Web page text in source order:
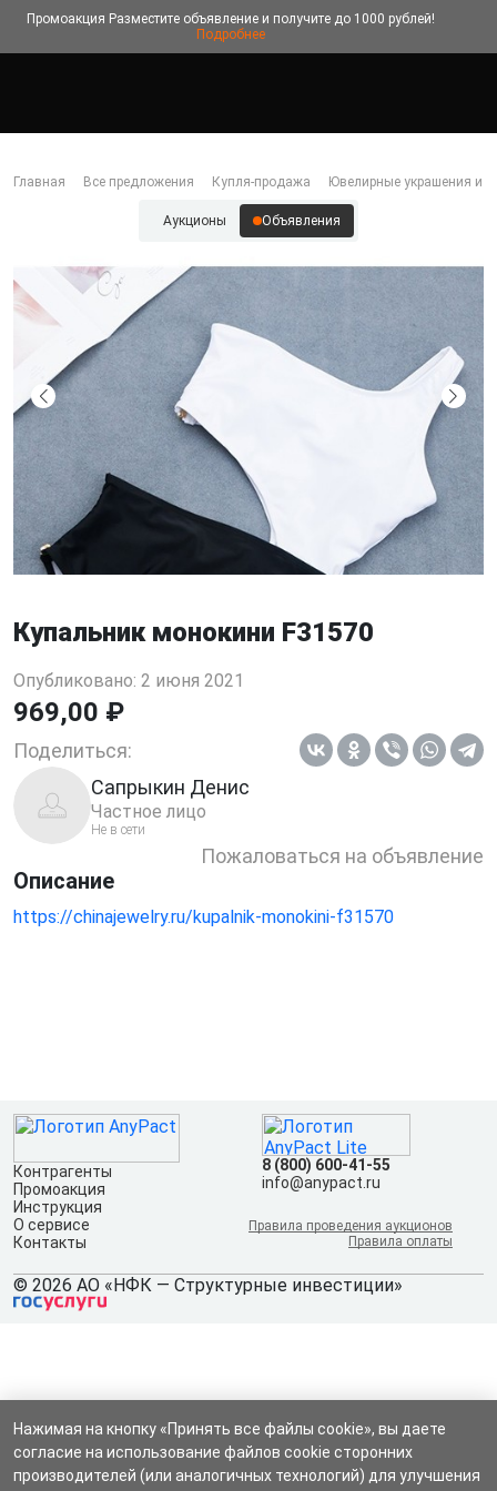
Промоакция Разместите объявление и получите до 1000 рублей!
Подробнее
Главная Все предложения Купля-продажа Ювелирные украшения и
Аукционы Объявления
Купальник монокини F31570
Опубликовано: 2 июня 2021
969,00 ₽
Поделиться:
Сапрыкин Денис
Частное лицо
Не в сети
Пожаловаться на объявление
Описание
https://chinajewelry.ru/kupalnik-monokini-f31570
Контрагенты
Промоакция
Инструкция
О сервисе
Контакты
8 (800) 600-41-55
info@anypact.ru
Правила проведения аукционов
Правила оплаты
© 2026 АО «НФК — Структурные инвестиции»
Нажимая на кнопку «Принять все файлы cookie», вы даете
согласие на использование файлов cookie сторонних
производителей (или аналогичных технологий) для улучшения